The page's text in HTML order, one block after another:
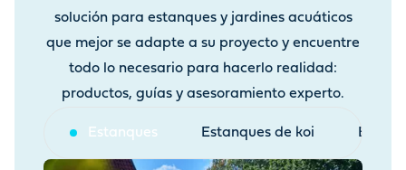
solución para estanques y jardines acuáticos
que mejor se adapte a su proyecto y encuentre
todo lo necesario para hacerlo realidad:
productos, guías y asesoramiento experto.
Estanques Estanques de koi